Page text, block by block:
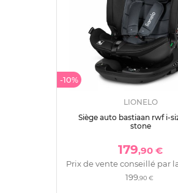
-10%
LIONELO
Siège auto bastiaan rwf i-
stone
179,90 €
Prix de vente conseillé par
199,90 €